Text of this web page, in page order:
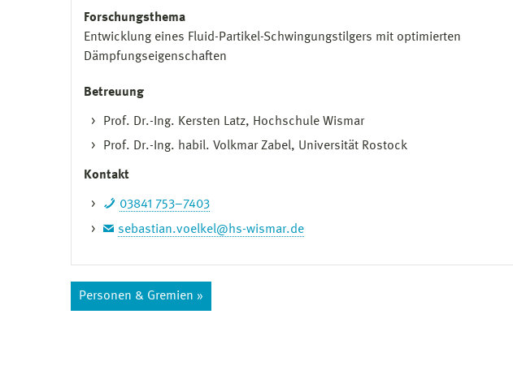
Forschungsthema
Entwicklung eines Fluid-Partikel-Schwingungstilgers mit optimierten
Dämpfungseigenschaften
Betreuung
Prof. Dr.-Ing. Kersten Latz, Hochschule Wismar
Prof. Dr.-Ing. habil. Volkmar Zabel, Universität Rostock
Kontakt
03841 753–7403
sebastian.voelkel@hs-wismar.de
Personen & Gremien »